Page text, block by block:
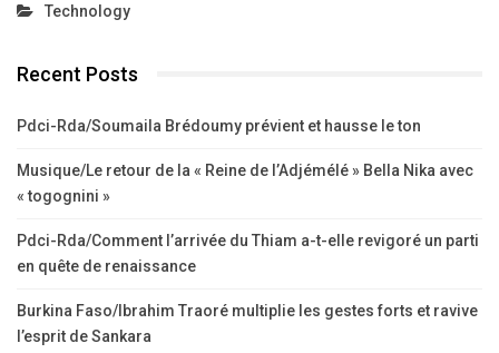
Technology
Recent Posts
Pdci-Rda/Soumaila Brédoumy prévient et hausse le ton
Musique/Le retour de la « Reine de l’Adjémélé » Bella Nika avec
« togognini »
Pdci-Rda/Comment l’arrivée du Thiam a-t-elle revigoré un parti
en quête de renaissance
Burkina Faso/Ibrahim Traoré multiplie les gestes forts et ravive
l’esprit de Sankara